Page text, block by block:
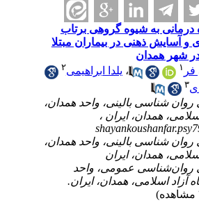
درمانی به شیوه گروهی برتاب
و آسایش ذهنی در بیماران مبتلا
شهر همدان
۱ ،یلدا ابراهیمی
شناسی بالینی، واحد همدان،
همدان، ایران ،
شناسی بالینی، واحد همدان،
همدان، ایران
عمومی، واحد
آزاد اسلامی، همدان، ایران.